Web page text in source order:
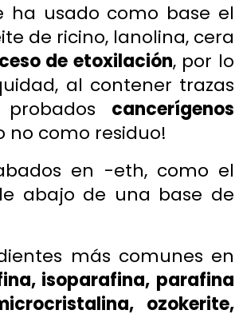
ha usado como base el
de ricino, lanolina, cera
de etoxilación, por lo
al contener trazas
cancerígenos
no como residuo!
en -eth, como el
abajo de una base de
más comunes en
isoparafina, parafina
ozokerite,